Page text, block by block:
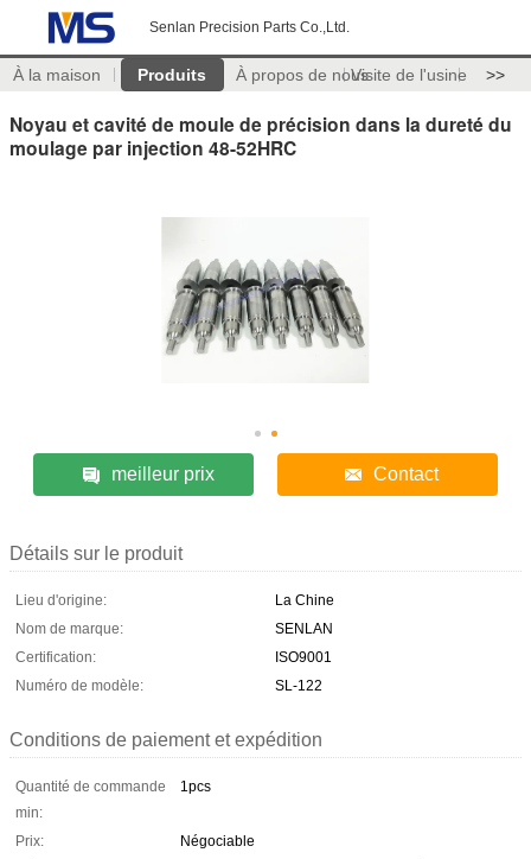
Senlan Precision Parts Co.,Ltd.
À la maison Produits À propos de nousVisite de l'usine >>
Noyau et cavité de moule de précision dans la dureté du
moulage par injection 48-52HRC
meilleur prix Contact
Détails sur le produit
Lieu d'origine:
La Chine
Nom de marque:
SENLAN
Certification:
ISO9001
Numéro de modèle:
SL-122
Conditions de paiement et expédition
Quantité de commande
min:
1pcs
Prix:
Négociable